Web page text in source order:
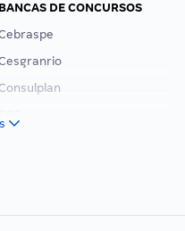
BANCAS DE CONCURSOS
Consulplan